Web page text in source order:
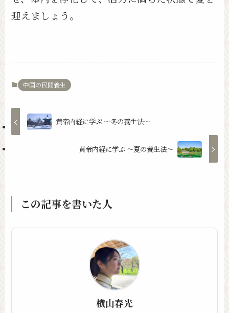
迎えましょう。
中国の民間養生
黄帝内経に学ぶ 〜冬の養生法〜
黄帝内経に学ぶ 〜夏の養生法〜
この記事を書いた人
横山春光